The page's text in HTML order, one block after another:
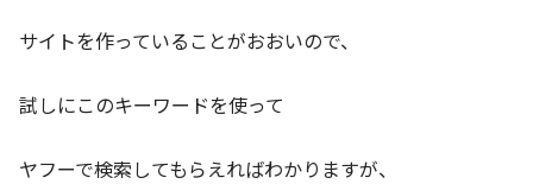
サイトを作っていることがおおいので、
試しにこのキーワードを使って
ヤフーで検索してもらえればわかりますが、